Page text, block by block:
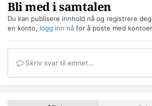
Bli med i samtalen
Du kan publisere innhold nå og registrere
en konto, logg inn nå for å poste med
Skriv svar til emnet...